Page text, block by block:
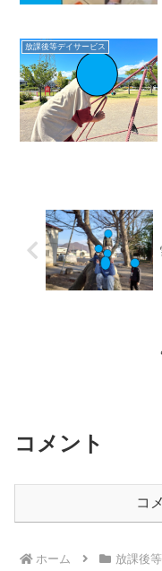
放課後等デイサービス
コメント
コ
ホーム 放課後